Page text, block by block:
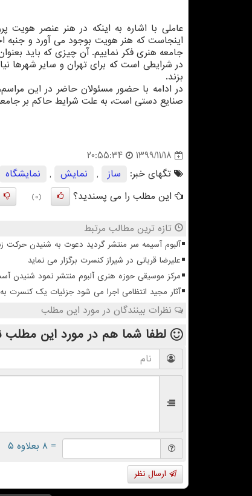
عاملی با اشاره به اینکه در هنر عنصر
اینجاست که هنر هویت بوجود می آورد و جنبه
جامعه هنری فکر نماییم. آن چیزی که باید
در شرایطی است که برای تهران و سایر شهرها
بزند.
در ادامه با حضور مسئولان حاضر در این
صنایع دستی است، به علت شرایط حاکم بر
1399/11/18
20:55:34
تگهای خبر:
ساز , نمایش , نمایشگاه
این مطلب را می پسندید؟
(0)
تازه ترین مطالب مرتبط
آلبوم آسیمه سر منتشر گردید دعوت به شنیدن حرکت
علیرضا قربانی در شیراز کنسرت برگزار می نماید
مرکز موسیقی حوزه هنری آلبوم منتشر نمود شنیدن
آثار مجید انتظامی اجرا می شود جزئیات یک کنسرت
نظرات بینندگان در مورد این مطلب
لطفا شما هم در مورد این مطلب
= ۸ بعلاوه ۵
ارسال نظر